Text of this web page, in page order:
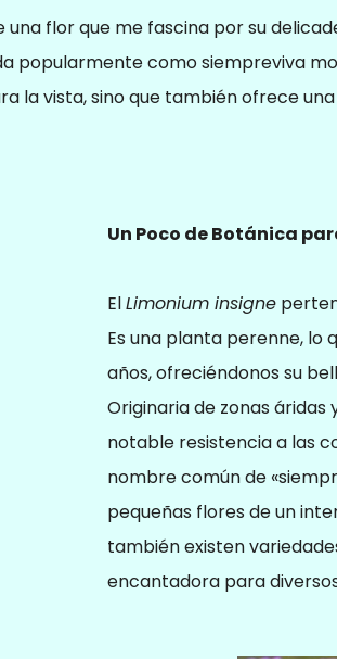
flor que me fascina por su
popularmente como siempreviva
la vista, sino que también ofrece
Un Poco de Botánica
ElLimonium insigne
Es una planta perenne, lo
años, ofreciéndonos su
Originaria de zonas
notable resistencia a las
nombre común de
pequeñas flores de un
también existen
encantadora para